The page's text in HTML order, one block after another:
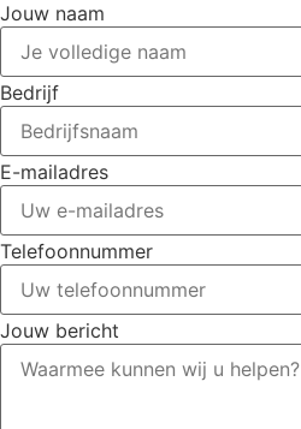
Jouw naam
Bedrijf
E-mailadres
Telefoonnummer
Jouw bericht